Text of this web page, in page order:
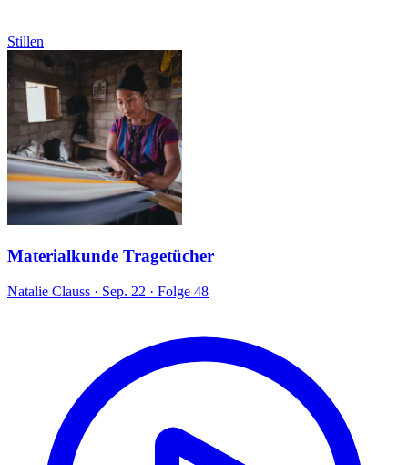
Stillen
Materialkunde Tragetücher
Natalie Clauss · Sep. 22 · Folge 48